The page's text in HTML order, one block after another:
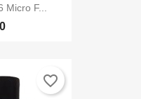
F...
favorite_border